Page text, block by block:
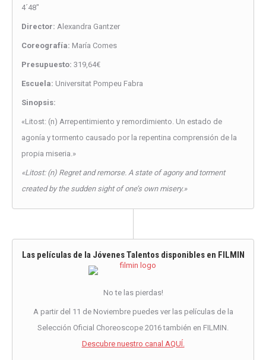
4´48″
Director: Alexandra Gantzer
Coreografía: María Comes
Presupuesto: 319,64€
Escuela: Universitat Pompeu Fabra
Sinopsis:
«Litost: (n) Arrepentimiento y remordimiento. Un estado de
agonía y tormento causado por la repentina comprensión de la
propia miseria.»
«Litost: (n) Regret and remorse. A state of agony and torment
created by the sudden sight of one’s own misery.»
Las películas de la Jóvenes Talentos disponibles en FILMIN
No te las pierdas!
A partir del 11 de Noviembre puedes ver las películas de la
Selección Oficial Choreoscope 2016 también en FILMIN.
Descubre nuestro canal AQUÍ.